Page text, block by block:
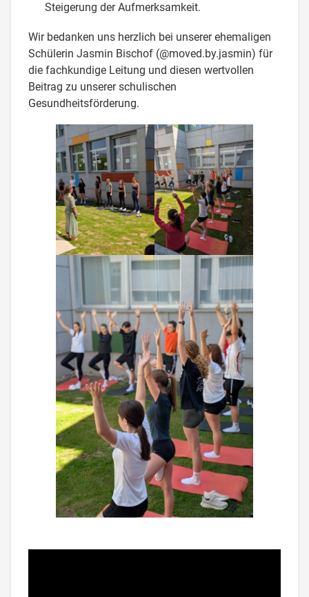
Steigerung der Aufmerksamkeit.
Wir bedanken uns herzlich bei unserer ehemaligen
Schülerin Jasmin Bischof (@moved.by.jasmin) für
die fachkundige Leitung und diesen wertvollen
Beitrag zu unserer schulischen
Gesundheitsförderung.